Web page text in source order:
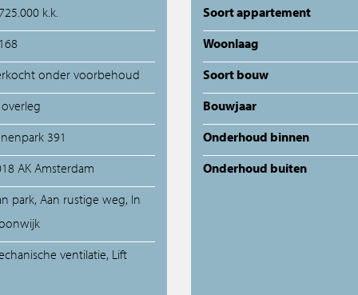
Transacties
Spaans aanbod
k.k.
onder voorbehoud
391
AK Amsterdam
park, Aan rustige weg, In
ventilatie, Lift
Soort appartement
Woonlaag
Soort bouw
Bouwjaar
Onderhoud binnen
Onderhoud buiten